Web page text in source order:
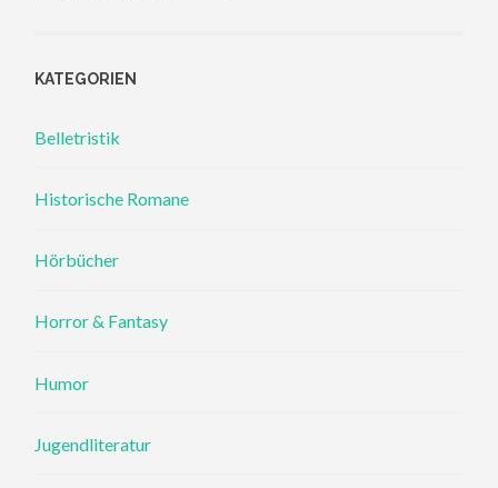
KATEGORIEN
Belletristik
Historische Romane
Hörbücher
Horror & Fantasy
Humor
Jugendliteratur